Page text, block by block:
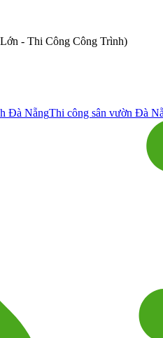
- Thi Công Công Trình)
Đà NẵngThi công sân vườn Đà